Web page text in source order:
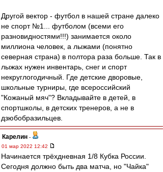
Другой вектор - футбол в нашей стране далеко
не спорт №1... футболом (всеми его
разновидностями!!!) занимается около
миллиона человек, а лыжами (понятно
северная страна) в полтора раза больше. Так в
лыжах нужен инвентарь, снег и спорт
некруглогодичный. Где детские дворовые,
школьные турниры, где всероссийский
"Кожаный мяч"? Вкладывайте в детей, в
спортшколы, в детских тренеров, а не в
дзюбобразильцев.
Карелин -
01 мар 2022 12:42
Начинается трёхдневная 1/8 Кубка России.
Сегодня должно быть два матча, но "Чайка"